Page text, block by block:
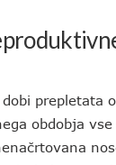
prepletata
obdobja